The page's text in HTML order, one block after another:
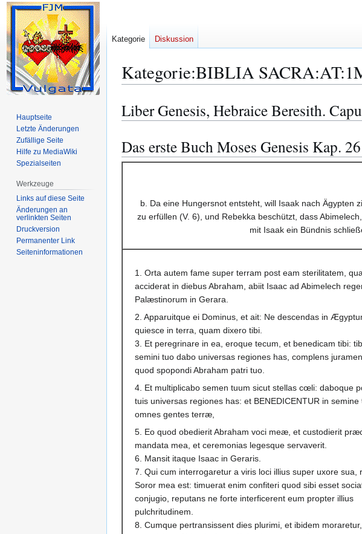
Kategorie:BIBLIA
Zur
Navigation
Zur
Suche
Liber Genesis, Hebraice Beresith.
Das erste Buch Moses Genesis Kap. 26
b. Da eine Hungersnot entsteht, will Isaak nach Ägypten
zu erfüllen (V. 6), und Rebekka beschützt, dass
mit Isaak ein Bündnis
1. Orta autem fame super terram post eam sterilitatem,
acciderat in diebus Abraham, abiit Isaac ad Abimelech
Palæstinorum in Gerara.
2. Apparuitque ei Dominus, et ait: Ne descendas in
quiesce in terra, quam dixero tibi.
3. Et peregrinare in ea, eroque tecum, et benedicam tibi:
semini tuo dabo universas regiones has, complens
quod spopondi Abraham patri tuo.
4. Et multiplicabo semen tuum sicut stellas cœli: daboque
tuis universas regiones has: et BENEDICENTUR in semine
omnes gentes terræ,
5. Eo quod obedierit Abraham voci meæ, et custodierit
mandata mea, et ceremonias legesque servaverit.
6. Mansit itaque Isaac in Geraris.
7. Qui cum interrogaretur a viris loci illius super uxore sua,
Soror mea est: timuerat enim confiteri quod sibi esset
conjugio, reputans ne forte interficerent eum propter illius
pulchritudinem.
8. Cumque pertransissent dies plurimi, et ibidem moraretur,
Kategorie Diskussion
Hauptseite
Letzte Änderungen
Zufällige Seite
Hilfe zu MediaWiki
Spezialseiten
Werkzeuge
Links auf diese Seite
Änderungen an
verlinkten Seiten
Druckversion
Permanenter Link
Seiten­­informationen